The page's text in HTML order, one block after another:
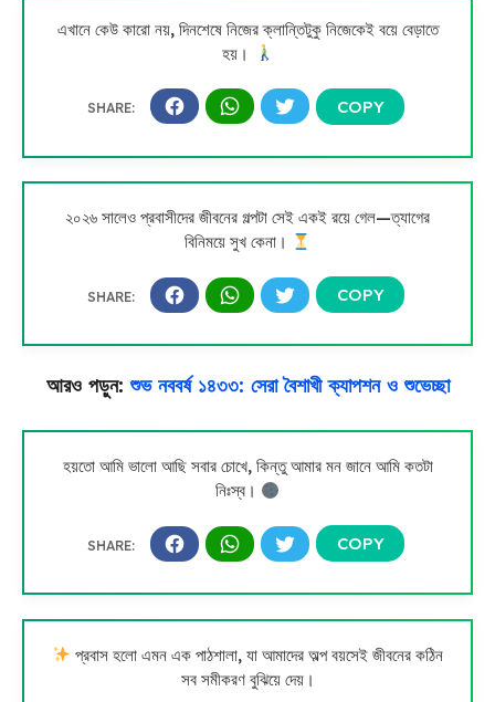
এখানে কেউ কারো নয়, দিনশেষে নিজের ক্লান্তিটুকু নিজেকেই বয়ে বেড়াতে
হয়।
২০২৬ সালেও প্রবাসীদের জীবনের গল্পটা সেই একই রয়ে গেল—ত্যাগের
বিনিময়ে সুখ কেনা।
আরও পড়ুন:শুভ নববর্ষ ১৪৩৩: সেরা বৈশাখী ক্যাপশন ও শুভেচ্ছা
হয়তো আমি ভালো আছি সবার চোখে, কিন্তু আমার মন জানে আমি কতটা
নিঃস্ব।
প্রবাস হলো এমন এক পাঠশালা, যা আমাদের অল্প বয়সেই জীবনের কঠিন
সব সমীকরণ বুঝিয়ে দেয়।